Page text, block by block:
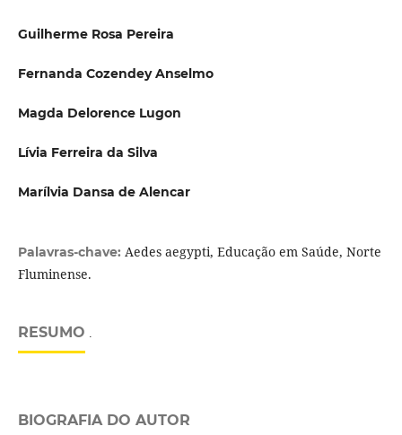
Guilherme Rosa Pereira
Fernanda Cozendey Anselmo
Magda Delorence Lugon
Lívia Ferreira da Silva
Marílvia Dansa de Alencar
Palavras-chave: Aedes aegypti, Educação em Saúde, Norte
Fluminense.
RESUMO .
BIOGRAFIA DO AUTOR